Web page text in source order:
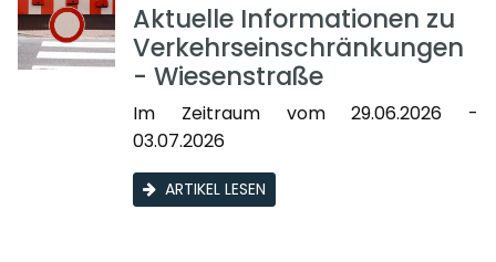
Aktuelle Informationen zu
Verkehrseinschränkungen
- Wiesenstraße
Im Zeitraum vom 29.06.2026 -
03.07.2026
ARTIKEL LESEN